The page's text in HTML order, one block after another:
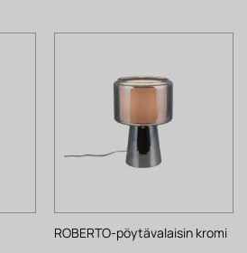
ROBERTO-pöytävalaisin kromi